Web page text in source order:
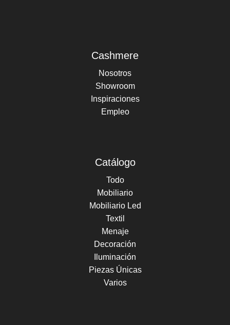
Cashmere
Nosotros
Showroom
Inspiraciones
Empleo
Catálogo
Todo
Mobiliario
Mobiliario Led
Textil
Menaje
Decoración
Iluminación
Piezas Únicas
Varios